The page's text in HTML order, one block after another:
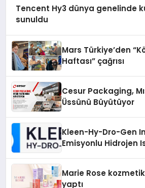
Tencent Hy3 dünya genelinde
sunuldu
Mars Türkiye’den
Haftası” çağrısı
Cesur Packaging,
Üssünü Büyütüyor
Kleen-Hy-Dro-Gen
Emisyonlu Hidrojen
Marie Rose
yaptı